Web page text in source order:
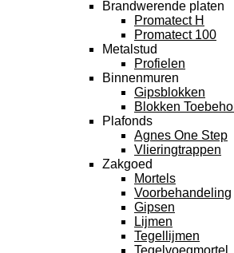
Brandwerende platen
Promatect H
Promatect 100
Metalstud
Profielen
Binnenmuren
Gipsblokken
Blokken
Plafonds
Agnes One Step
Vlieringtrappen
Zakgoed
Mortels
Voorbehandeling
Gipsen
Lijmen
Tegellijmen